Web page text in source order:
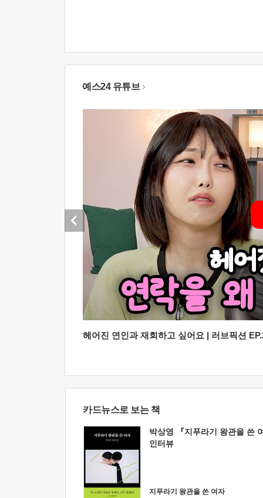
예스24 유튜브
헤어진 연인과 재회하고 싶어요 | 러브픽션
카드뉴스로 보는 책
박상영 『지푸라기 왕관을 쓴
인터뷰
지푸라기 왕관을 쓴 여자